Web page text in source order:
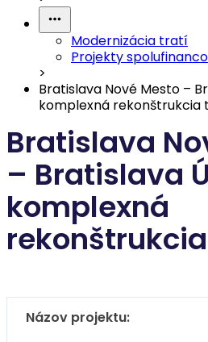
Modernizácia tratí
Projekty
>
Bratislava Nové Mesto –
komplexná rekonštrukcia
Bratislava
– Bratislava
komplexná
Názov projektu: